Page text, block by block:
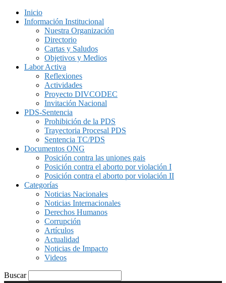
Inicio
Información Institucional
Nuestra Organización
Directorio
Cartas y Saludos
Objetivos y Medios
Labor Activa
Reflexiones
Actividades
Proyecto DIVCODEC
Invitación Nacional
PDS-Sentencia
Prohibición de la PDS
Trayectoria Procesal PDS
Sentencia TC/PDS
Documentos ONG
Posición contra las uniones gais
Posición contra el aborto por violación I
Posición contra el aborto por violación II
Categorías
Noticias Nacionales
Noticias Internacionales
Derechos Humanos
Corrupción
Artículos
Actualidad
Noticias de Impacto
Videos
Buscar